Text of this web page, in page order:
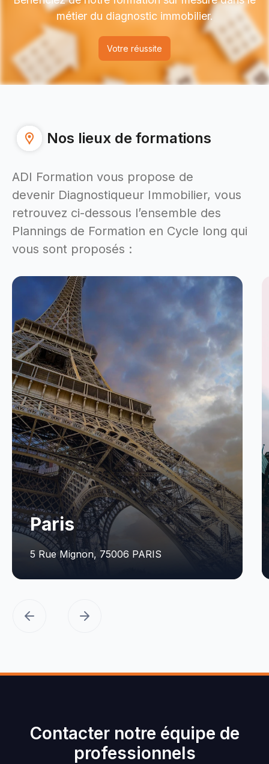
métier du diagnostic immobilier.
Votre réussite
Nos lieux de formations
ADI Formation vous propose de
devenir Diagnostiqueur Immobilier, vous
retrouvez ci-dessous l’ensemble des
Plannings de Formation en Cycle long qui
vous sont proposés :
Paris
5 Rue Mignon, 75006 PARIS
Contacter notre équipe de
professionnels